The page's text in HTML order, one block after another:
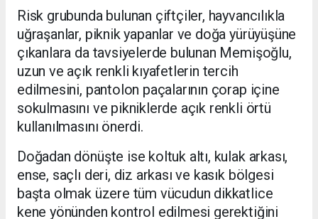
Risk grubunda bulunan çiftçiler, hayvancılıkla
uğraşanlar, piknik yapanlar ve doğa yürüyüşüne
çıkanlara da tavsiyelerde bulunan Memişoğlu,
uzun ve açık renkli kıyafetlerin tercih
edilmesini, pantolon paçalarının çorap içine
sokulmasını ve pikniklerde açık renkli örtü
kullanılmasını önerdi.
Doğadan dönüşte ise koltuk altı, kulak arkası,
ense, saçlı deri, diz arkası ve kasık bölgesi
başta olmak üzere tüm vücudun dikkatlice
kene yönünden kontrol edilmesi gerektiğini